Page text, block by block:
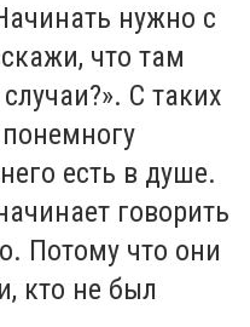
нужно с
что там
С таких
есть в душе.
говорить
Потому что они
кто не был